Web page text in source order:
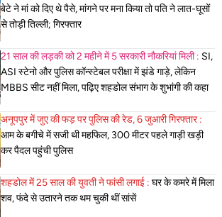
बेटे ने मां को दिए थे पैसे, मांगने पर मना किया तो पति ने लात-घूसों
से तोड़ी तिल्ली; गिरफ्तार
21 साल की लड़की को 2 महीने में 5 सरकारी नौकरियां मिली : SI,
ASI स्टेनो और पुलिस कॉन्स्टेबल परीक्षा में झंडे गाड़े, लेकिन
MBBS सीट नहीं मिला, पढ़िए शहडोल संभाग के शुभांगी की कहा
अनूपपुर में जुए की फड़ पर पुलिस की रेड, 6 जुआरी गिरफ्तार :
आम के बगीचे में सजी थी महफिल, 300 मीटर पहले गाड़ी खड़ी
कर पैदल पहुंची पुलिस
शहडोल में 25 साल की युवती ने फांसी लगाई : घर के कमरे में मिला
शव, फंदे से उतारने तक थम चुकी थीं सांसें